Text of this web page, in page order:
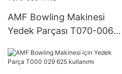
AMF Bowling Makinesi
Yedek Parçası T070-006-